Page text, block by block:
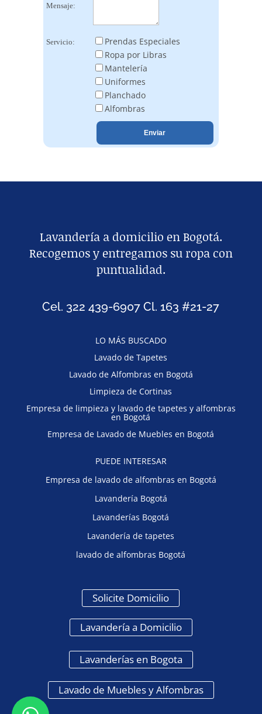
Mensaje:
Servicio:
Prendas Especiales
Ropa por Libras
Mantelería
Uniformes
Planchado
Alfombras
Lavandería a domicilio en Bogotá.
Recogemos y entregamos su ropa con
puntualidad.
Cel. 322 439-6907 Cl. 163 #21-27
LO MÁS BUSCADO
Lavado de Tapetes
Lavado de Alfombras en Bogotá
Limpieza de Cortinas
Empresa de limpieza y lavado de tapetes y alfombras
en Bogotá
Empresa de Lavado de Muebles en Bogotá
PUEDE INTERESAR
Empresa de lavado de alfombras en Bogotá
Lavandería Bogotá
Lavanderías Bogotá
Lavandería de tapetes
lavado de alfombras Bogotá
Solicite Domicilio
Lavandería a Domicilio
Lavanderías en Bogota
Lavado de Muebles y Alfombras